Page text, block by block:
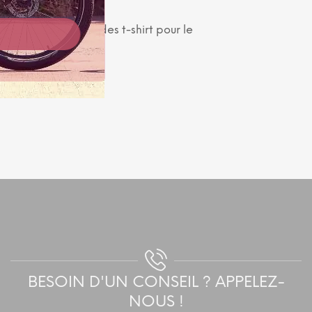
qui fabrique des t-shirt pour le
BESOIN D'UN CONSEIL ? APPELEZ-
NOUS !